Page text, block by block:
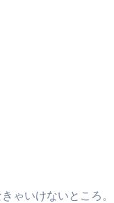
ゃいけないところ。